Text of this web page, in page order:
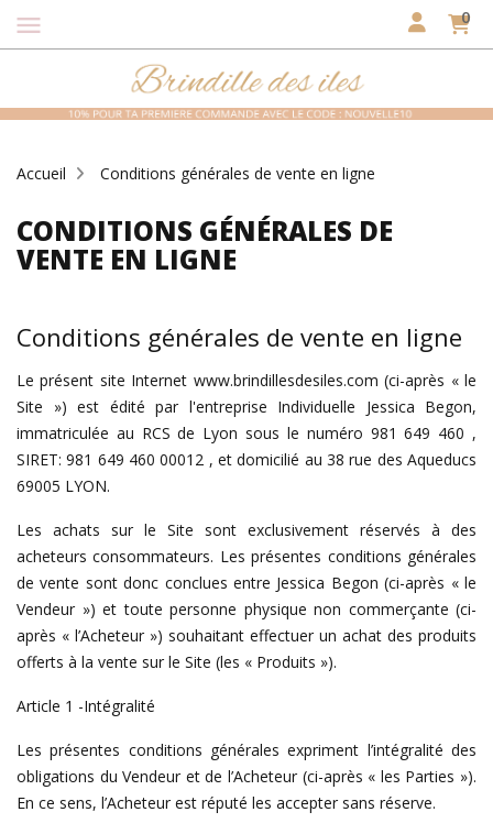
menu 0
Accueil Conditions générales de vente en ligne
CONDITIONS GÉNÉRALES DE
VENTE EN LIGNE
Conditions générales de vente en ligne
Le présent site Internet www.brindillesdesiles.com (ci-après « le
Site ») est édité par l'entreprise Individuelle Jessica Begon,
immatriculée au RCS de Lyon sous le numéro 981 649 460 ,
SIRET: 981 649 460 00012 , et domicilié au 38 rue des Aqueducs
69005 LYON.
Les achats sur le Site sont exclusivement réservés à des
acheteurs consommateurs. Les présentes conditions générales
de vente sont donc conclues entre Jessica Begon (ci-après « le
Vendeur ») et toute personne physique non commerçante (ci-
après « l’Acheteur ») souhaitant effectuer un achat des produits
offerts à la vente sur le Site (les « Produits »).
Article 1 -Intégralité
Les présentes conditions générales expriment l’intégralité des
obligations du Vendeur et de l’Acheteur (ci-après « les Parties »).
En ce sens, l’Acheteur est réputé les accepter sans réserve.